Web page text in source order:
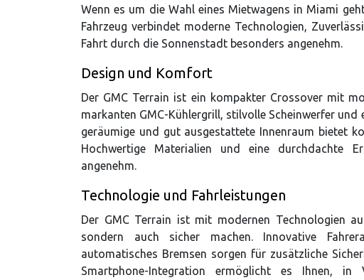
Wenn es um die Wahl eines Mietwagens in Miami
Fahrzeug verbindet moderne Technologien,
Fahrt durch die Sonnenstadt besonders angenehm.
Design und Komfort
Der GMC Terrain ist ein kompakter Crossover mit
markanten GMC-Kühlergrill, stilvolle Scheinwerfer
geräumige und gut ausgestattete Innenraum bietet
Hochwertige Materialien und eine durchdachte
angenehm.
Technologie und Fahrleistungen
Der GMC Terrain ist mit modernen Technologien
sondern auch sicher machen. Innovative
automatisches Bremsen sorgen für zusätzliche
Smartphone-Integration ermöglicht es Ihnen,